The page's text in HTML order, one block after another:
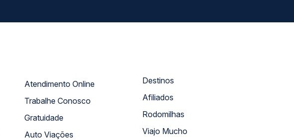
Atendimento Online
Trabalhe Conosco
Gratuidade
Auto Viações
Destinos
Afiliados
Rodomilhas
Viajo Mucho